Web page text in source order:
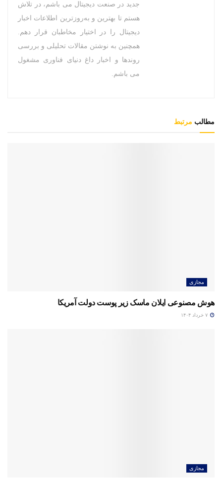
جدید در صنعت دیجیتال می باشم، در تلاش
هستم تا بهترین و به‌روزترین اطلاعات اخبار
دیجیتال را در اختیار مخاطبان قرار دهم.
همچنین به نوشتن مقالات تحلیلی و بررسی
روندها و اخبار داغ دنیای فناوری مشغول
می باشم.
مطالب مرتبط
مجازی
هوش مصنوعی ایلان ماسک زیر پوست دولت آمریکا
مجازی